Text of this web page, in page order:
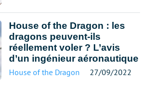
House of the Dragon : les
dragons peuvent-ils
réellement voler ? L’avis
d’un ingénieur aéronautique
House of the Dragon 27/09/2022